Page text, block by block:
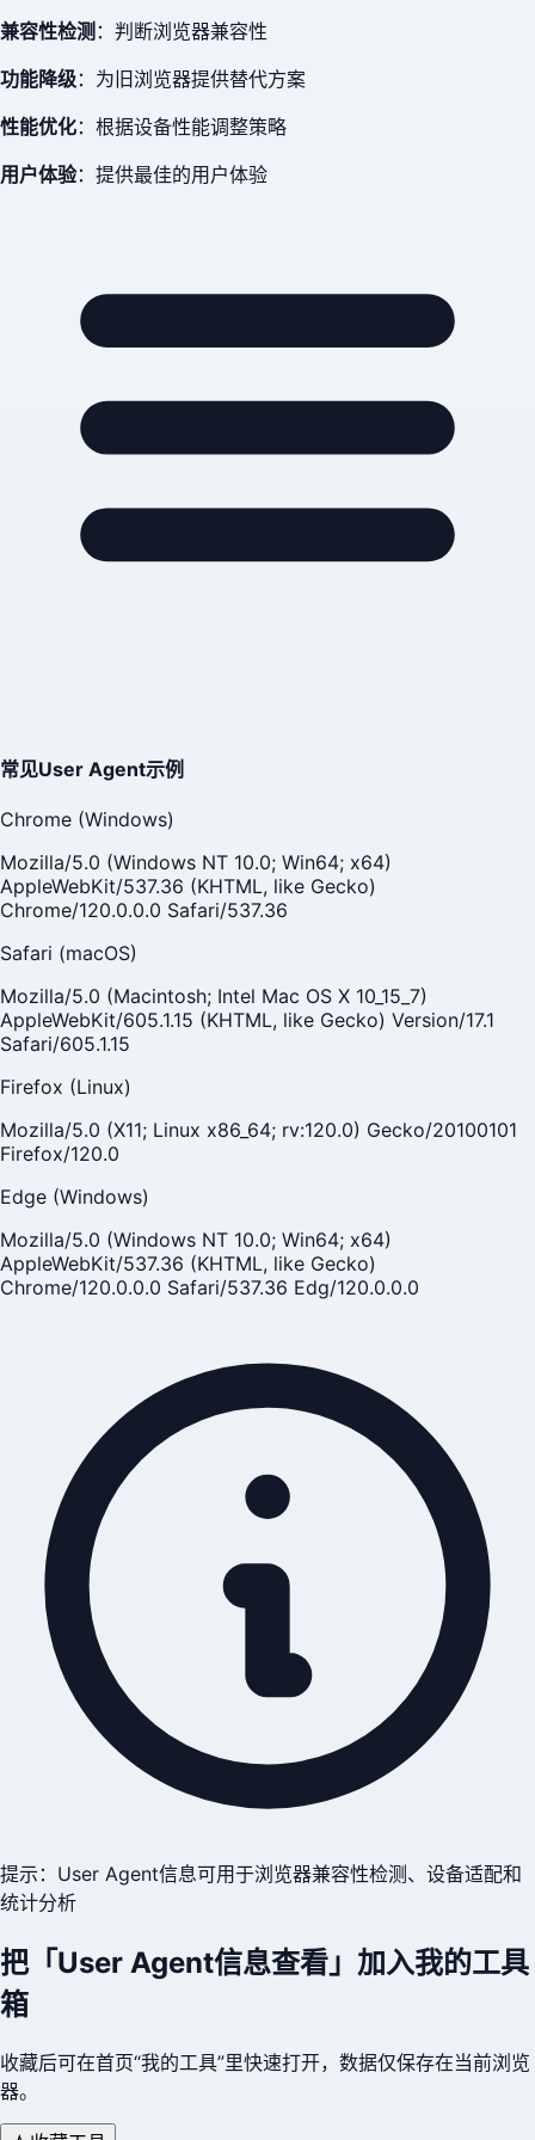
兼容性检测 ：判断浏览器兼容性
功能降级：为旧浏览器提供替代方案
性能优化：根据设备性能调整策略
用户体验：提供最佳的用户体验
常见User Agent示例
Chrome (Windows)
Mozilla/5.0 (Windows NT 10.0; Win64; x64)
AppleWebKit/537.36 (KHTML, like Gecko)
Chrome/120.0.0.0 Safari/537.36
Safari (macOS)
Mozilla/5.0 (Macintosh; Intel Mac OS X 10_15_7)
AppleWebKit/605.1.15 (KHTML, like Gecko) Version/17.1
Safari/605.1.15
Firefox (Linux)
Mozilla/5.0 (X11; Linux x86_64; rv:120.0) Gecko/20100101
Firefox/120.0
Edge (Windows)
Mozilla/5.0 (Windows NT 10.0; Win64; x64)
AppleWebKit/537.36 (KHTML, like Gecko)
Chrome/120.0.0.0 Safari/537.36 Edg/120.0.0.0
提示：User Agent信息可用于浏览器兼容性检测、设备适配和
统计分析
把「 User Agent信息查看 」加入我的工具
箱
收藏后可在首页“我的工具”里快速打开，数据仅保存在当前浏览
器。